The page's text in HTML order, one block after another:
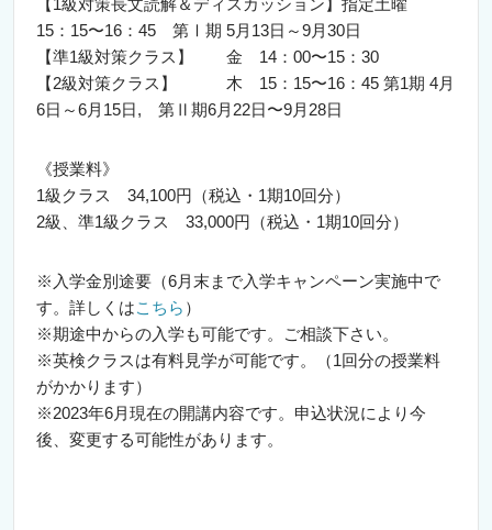
【1級対策長文読解＆ディスカッション】指定土曜
15：15〜16：45 第Ⅰ期 5月13日～9月30日
【準1級対策クラス】 金 14：00〜15：30
【2級対策クラス】 木 15：15〜16：45 第1期 4月
6日～6月15日, 第Ⅱ期6月22日〜9月28日
《授業料》
1級クラス 34,100円（税込・1期10回分）
2級、準1級クラス 33,000円（税込・1期10回分）
※入学金別途要（6月末まで入学キャンペーン実施中で
す。詳しくはこちら ）
※期途中からの入学も可能です。ご相談下さい。
※英検クラスは有料見学が可能です。（1回分の授業料
がかかります）
※2023年6月現在の開講内容です。申込状況により今
後、変更する可能性があります。